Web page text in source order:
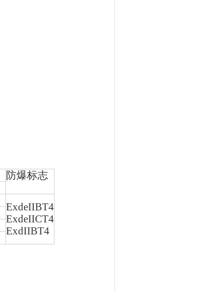
防爆标志
ExdeIIBT4
ExdeIICT4
ExdIIBT4